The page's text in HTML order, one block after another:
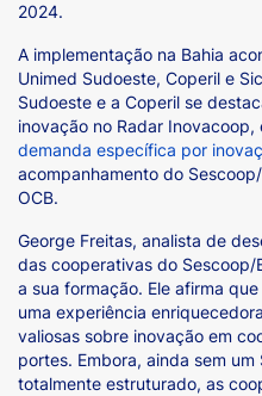
2024.
A implementação na Bahia
Unimed Sudoeste, Coperil e
Sudoeste e a Coperil se
inovação no Radar Inovacoop,
demanda específica por
acompanhamento do
OCB.
George Freitas, analista de
das cooperativas do
a sua formação. Ele afirma
uma experiência
valiosas sobre inovação em
portes. Embora, ainda sem
totalmente estruturado, as